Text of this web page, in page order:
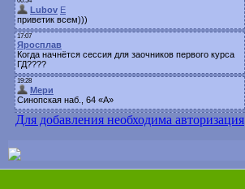
Для добавления необходима авторизация